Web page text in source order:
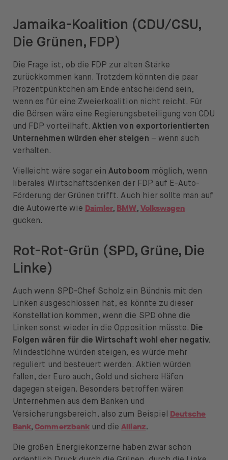
Jamaika-Koalition (CDU/CSU,
Die Grünen, FDP)
Die Frage ist, ob die FDP zur alten Stärke
zurückkommen kann. Trotzdem könnten die paar
Prozentpünktchen am Ende entscheidend sein,
wenn es für eine Zweierkoalition nicht reicht. Für
die Börsen wäre eine Regierungsbeteiligung von CDU
und FDP vorteilhaft.Aktien von exportorientierten
Unternehmen würden eher steigen – wenn auch
verhalten.
Vielleicht wäre sogar einAutoboom möglich, wenn
liberales Wirtschaftsdenken der FDP auf E-Auto-
Förderung der Grünen trifft. Auch hier sollte man auf
die Autowerte wie Daimler, BMW, Volkswagen
gucken.
Rot-Rot-Grün (SPD, Grüne, Die
Linke)
Auch wenn SPD-Chef Scholz ein Bündnis mit den
Linken ausgeschlossen hat, es könnte zu dieser
Konstellation kommen, wenn die SPD ohne die
Linken sonst wieder in die Opposition müsste. Die
Folgen wären für die Wirtschaft wohl eher negativ.
Mindestlöhne würden steigen, es würde mehr
reguliert und besteuert werden. Aktien würden
fallen, der Euro auch, Gold und sichere Häfen
dagegen steigen. Besonders betroffen wären
Unternehmen aus dem Banken und
Versicherungsbereich, also zum Beispiel Deutsche
Bank,Commerzbankund die Allianz.
Die großen Energiekonzerne haben zwar schon